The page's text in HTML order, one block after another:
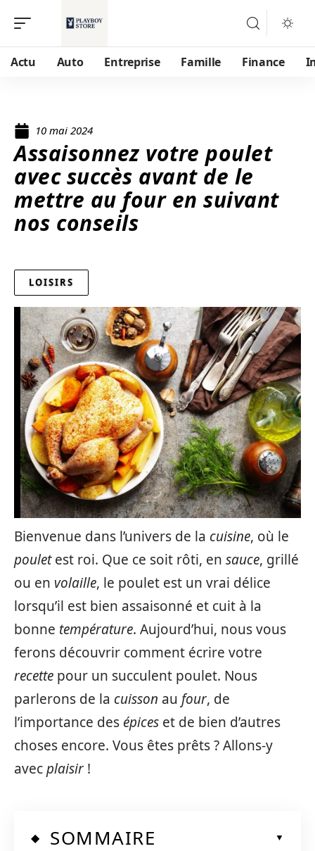
Actu Auto Entreprise Famille Finance
10 mai 2024
Assaisonnez votre poulet
avec succès avant de le
mettre au four en suivant
nos conseils
LOISIRS
Bienvenue dans l’univers de la cuisine, où le
pouletest roi. Que ce soit rôti, en sauce, grillé
ou en volaille, le poulet est un vrai délice
lorsqu’il est bien assaisonné et cuit à la
bonne température. Aujourd’hui, nous vous
ferons découvrir comment écrire votre
recette pour un succulent poulet. Nous
parlerons de la cuisson au four, de
l’importance des épices et de bien d’autres
choses encore. Vous êtes prêts ? Allons-y
avecplaisir !
SOMMAIRE